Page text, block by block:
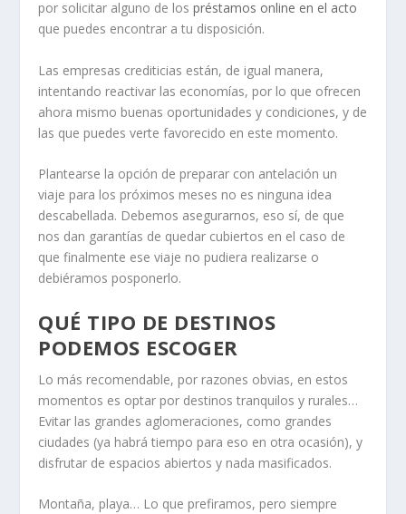
por solicitar alguno de lospréstamos online en el acto
que puedes encontrar a tu disposición.
Las empresas crediticias están, de igual manera,
intentando reactivar las economías, por lo que ofrecen
ahora mismo buenas oportunidades y condiciones, y de
las que puedes verte favorecido en este momento.
Plantearse la opción de preparar con antelación un
viaje para los próximos meses no es ninguna idea
descabellada. Debemos asegurarnos, eso sí, de que
nos dan garantías de quedar cubiertos en el caso de
que finalmente ese viaje no pudiera realizarse o
debiéramos posponerlo.
QUÉ TIPO DE DESTINOS
PODEMOS ESCOGER
Lo más recomendable, por razones obvias, en estos
momentos es optar por destinos tranquilos y rurales…
Evitar las grandes aglomeraciones, como grandes
ciudades (ya habrá tiempo para eso en otra ocasión), y
disfrutar de espacios abiertos y nada masificados.
Montaña, playa… Lo que prefiramos, pero siempre